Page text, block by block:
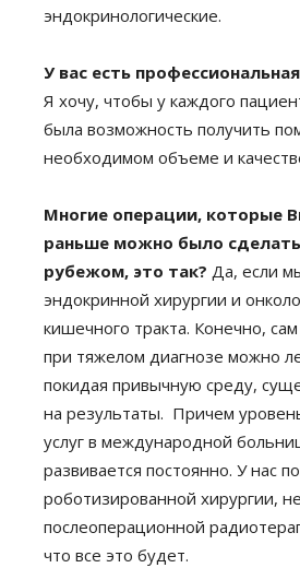
эндокринологические.
У вас есть
Я хочу, чтобы у каждого
была возможность получить
необходимом объеме и
Многие операции, которые
раньше можно было
рубежом, это так? Да, если
эндокринной хирургии и
кишечного тракта. Конечно,
при тяжелом диагнозе можно
покидая привычную среду,
на результаты. Причем
услуг в международной
развивается постоянно. У нас
роботизированной хирургии,
послеоперационной
что все это будет.